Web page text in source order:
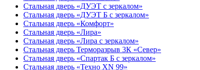
Стальная дверь «ДУЭТ с зеркалом»
Стальная дверь «ДУЭТ Б с зеркалом»
Стальная дверь «Комфорт»
Стальная дверь «Лира»
Стальная дверь «Лира с зеркалом»
Стальная дверь Терморазрыв 3К «Север»
Стальная дверь «Спартак Б с зеркалом»
Стальная дверь «Техно XN 99»